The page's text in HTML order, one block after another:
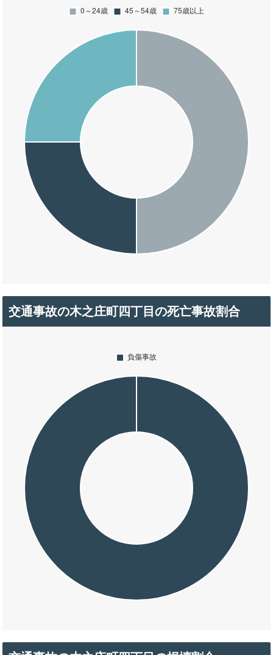
交通事故の木之庄町四丁目の死亡事故割合